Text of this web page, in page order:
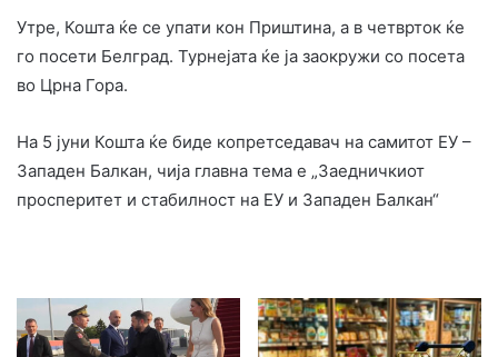
Утре, Кошта ќе се упати кон Приштина, а в четврток ќе
го посети Белград. Турнејата ќе ја заокружи со посета
во Црна Гора.
На 5 јуни Кошта ќе биде копретседавач на самитот ЕУ –
Западен Балкан, чија главна тема е „Заедничкиот
просперитет и стабилност на ЕУ и Западен Балкан“